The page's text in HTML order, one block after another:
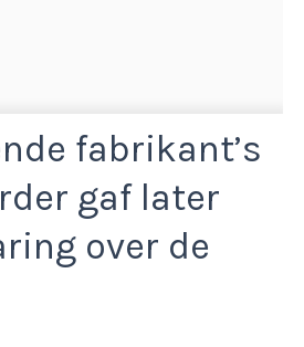
fabrikant’s
gaf later
over de